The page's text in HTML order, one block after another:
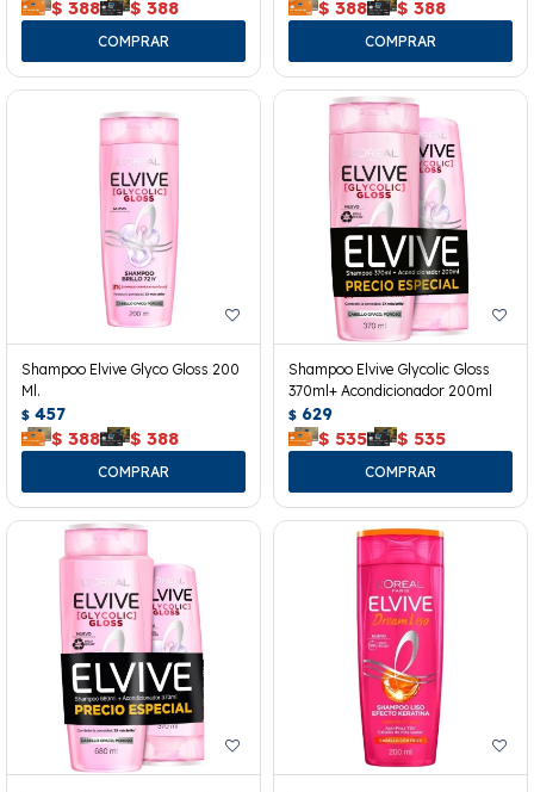
$ 388 $ 388 $ 388 $ 388
Shampoo Elvive Glyco Gloss 200
Ml.
$ 457
$ 388 $ 388
Shampoo Elvive Glycolic Gloss
370ml+ Acondicionador 200ml
$ 629
$ 535 $ 535